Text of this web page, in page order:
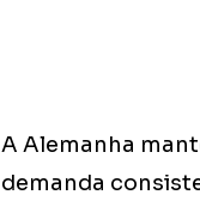
A Alemanha
demanda